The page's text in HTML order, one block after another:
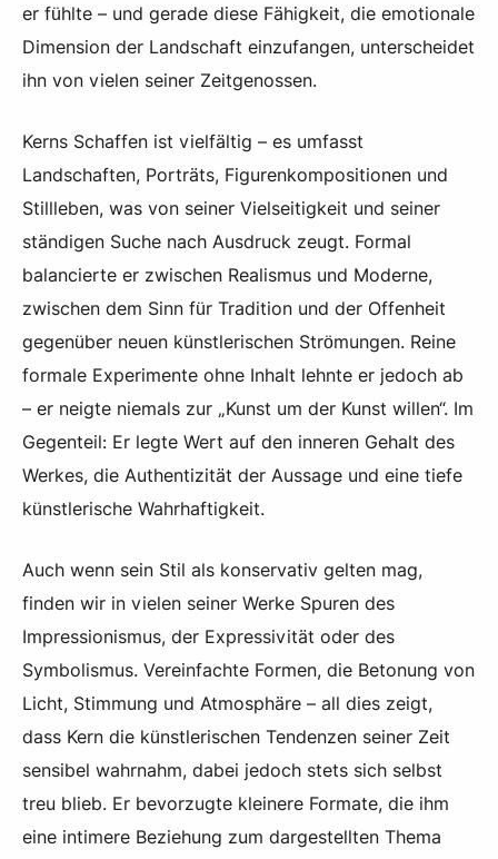
er fühlte – und gerade diese Fähigkeit, die emotionale
Dimension der Landschaft einzufangen, unterscheidet
ihn von vielen seiner Zeitgenossen.
Kerns Schaffen ist vielfältig – es umfasst
Landschaften, Porträts, Figurenkompositionen und
Stillleben, was von seiner Vielseitigkeit und seiner
ständigen Suche nach Ausdruck zeugt. Formal
balancierte er zwischen Realismus und Moderne,
zwischen dem Sinn für Tradition und der Offenheit
gegenüber neuen künstlerischen Strömungen. Reine
formale Experimente ohne Inhalt lehnte er jedoch ab
– er neigte niemals zur „Kunst um der Kunst willen“. Im
Gegenteil: Er legte Wert auf den inneren Gehalt des
Werkes, die Authentizität der Aussage und eine tiefe
künstlerische Wahrhaftigkeit.
Auch wenn sein Stil als konservativ gelten mag,
finden wir in vielen seiner Werke Spuren des
Impressionismus, der Expressivität oder des
Symbolismus. Vereinfachte Formen, die Betonung von
Licht, Stimmung und Atmosphäre – all dies zeigt,
dass Kern die künstlerischen Tendenzen seiner Zeit
sensibel wahrnahm, dabei jedoch stets sich selbst
treu blieb. Er bevorzugte kleinere Formate, die ihm
eine intimere Beziehung zum dargestellten Thema